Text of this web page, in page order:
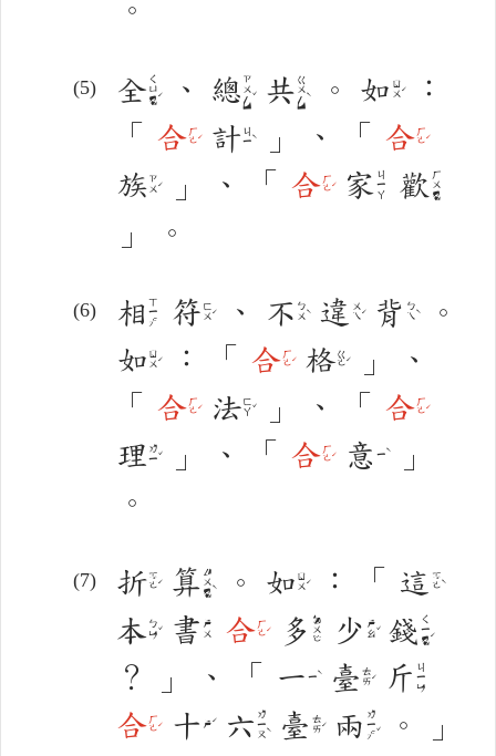
。
全ㄑㄩㄢˊ 、 總ㄗㄨㄥˇ 共ㄍㄨㄥˋ 。 如 ㄖㄨˊ
：
「
合ㄏㄜˊ 計ㄐㄧˋ 」 、 「 合ㄏㄜˊ
族ㄗㄨˊ 」 、 「 合ㄏㄜˊ 家ㄐㄧㄚ 歡ㄏㄨㄢ
」 。
相ㄒㄧㄤ 符ㄈㄨˊ 、 不 ㄅㄨˋ 違 ㄨㄟˊ 背 ㄅㄟˋ
。
如ㄖㄨˊ ： 「 合ㄏㄜˊ 格ㄍㄜˊ 」
、
「
合ㄏㄜˊ 法ㄈㄚˇ 」 、 「 合ㄏㄜˊ
理ㄌㄧˇ 」 、 「 合ㄏㄜˊ 意 ㄧˋ
」
。
折ㄓㄜˊ 算ㄙㄨㄢˋ 。 如ㄖㄨˊ ： 「 這 ㄓㄜˋ
本ㄅㄣˇ 書 ㄕㄨ 合ㄏㄜˊ 多 ㄉㄨㄛ 少 ㄕㄠˇ 錢ㄑㄧㄢˊ
？ 」 、 「 一 ㄧˋ 臺ㄊㄞˊ 斤ㄐㄧㄣ
合ㄏㄜˊ 十 ㄕˊ 六ㄌㄧㄡˋ 臺 ㄊㄞˊ 兩ㄌㄧㄤˇ 。 」